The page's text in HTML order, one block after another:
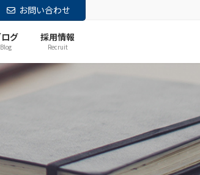
お問い合わせ
グ
Blog
採用情報
Recruit